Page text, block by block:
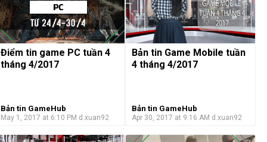
Điểm tin game PC tuần 4
tháng 4/2017
Bản tin GameHub
May 1, 2017 at 6:10 PM d.xuan92
Bản tin Game Mobile tuần
4 tháng 4/2017
Bản tin GameHub
Apr 30, 2017 at 9:16 AM d.xuan92